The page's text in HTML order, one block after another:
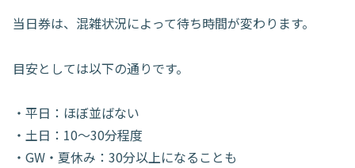
当日券は、混雑状況によって待ち時間が変わります。
目安としては以下の通りです。
・平日：ほぼ並ばない
・土日：10〜30分程度
・GW・夏休み：30分以上になることも